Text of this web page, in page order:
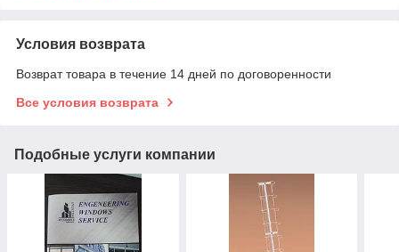
Условия возврата
Возврат товара в течение 14 дней по договоренности
Все условия возврата
Подобные услуги компании